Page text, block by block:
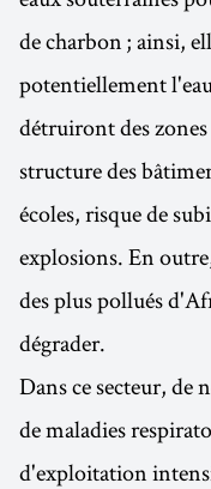
de charbon ; ainsi,
potentiellement
détruiront des
structure des
écoles, risque de
explosions. En
des plus pollués
dégrader.
Dans ce secteur, de
de maladies
d'exploitation